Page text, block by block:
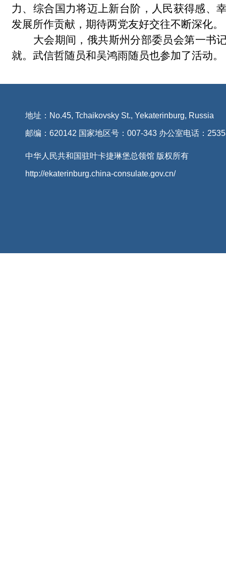
力、综合国力将迈上新台阶，人民获得感、
发展所作贡献，期待两党友好交往不断深化。
大会期间，俄共斯州分部委员会第一书
就。武信哲随员和吴鸿雨随员也参加了活动。
地址：No.45, Tchaikovsky St., Yekaterinburg, Russia
邮编：620142 国家地区号：007-343 办公室电话：
中华人民共和国驻叶卡捷琳堡总领馆 版权所有
http://ekaterinburg.china-consulate.gov.cn/